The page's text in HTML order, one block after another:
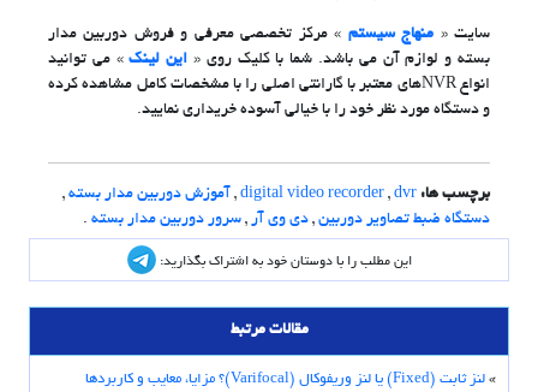
سایت « منهاج سیستم » مرکز تخصصی معرفی و فروش دوربین مدار
بسته و لوازم آن می باشد. شما با کلیک روی « این لینک» می توانید
انواع NVRهای معتبر با گارانتی اصلی را با مشخصات کامل مشاهده کرده
و دستگاه مورد نظر خود را با خیالی آسوده خریداری نمایید.
برچسب ها: digital video recorder , dvr
, آموزش دوربین مدار بسته ,
دستگاه ضبط تصاویر دوربین , دی وی آر , سرور دوربین مدار بسته .
این مطلب را با دوستان خود به اشتراک بگذارید:
مقالات مرتبط
» لنز ثابت (Fixed) یا لنز وریفوکال (Varifocal)؟ مزایا، معایب و کاربردها